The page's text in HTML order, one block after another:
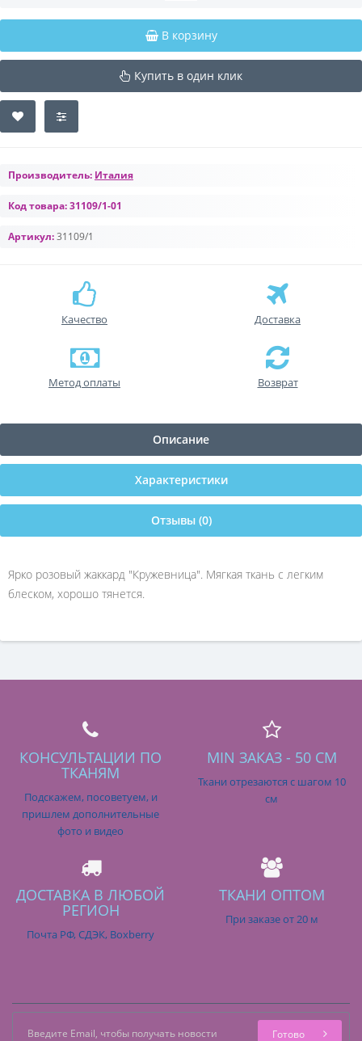
В корзину
Купить в один клик
Производитель: Италия
Код товара:31109/1-01
Артикул:31109/1
Качество Доставка
Метод оплаты Возврат
Описание
Характеристики
Отзывы (0)
Ярко розовый жаккард "Кружевница". Мягкая ткань с легким
блеском, хорошо тянется.
КОНСУЛЬТАЦИИ ПО
ТКАНЯМ
Подскажем, посоветуем, и
пришлем дополнительные
фото и видео
MIN ЗАКАЗ - 50 СМ
Ткани отрезаются с шагом 10
см
ДОСТАВКА В ЛЮБОЙ
РЕГИОН
Почта РФ, СДЭК, Boxberry
ТКАНИ ОПТОМ
При заказе от 20 м
Готово